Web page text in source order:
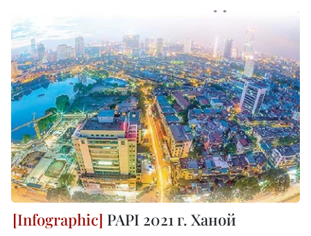
PAPI 2021 г. Ханой